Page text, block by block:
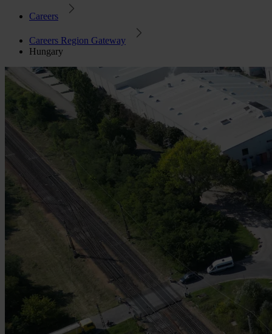
Careers
Careers Region Gateway
Hungary